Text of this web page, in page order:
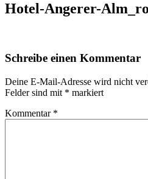
Hotel-Angerer-
Schreibe einen Kommentar
Deine E-Mail-Adresse wird nicht
Felder sind mit * markiert
Kommentar *